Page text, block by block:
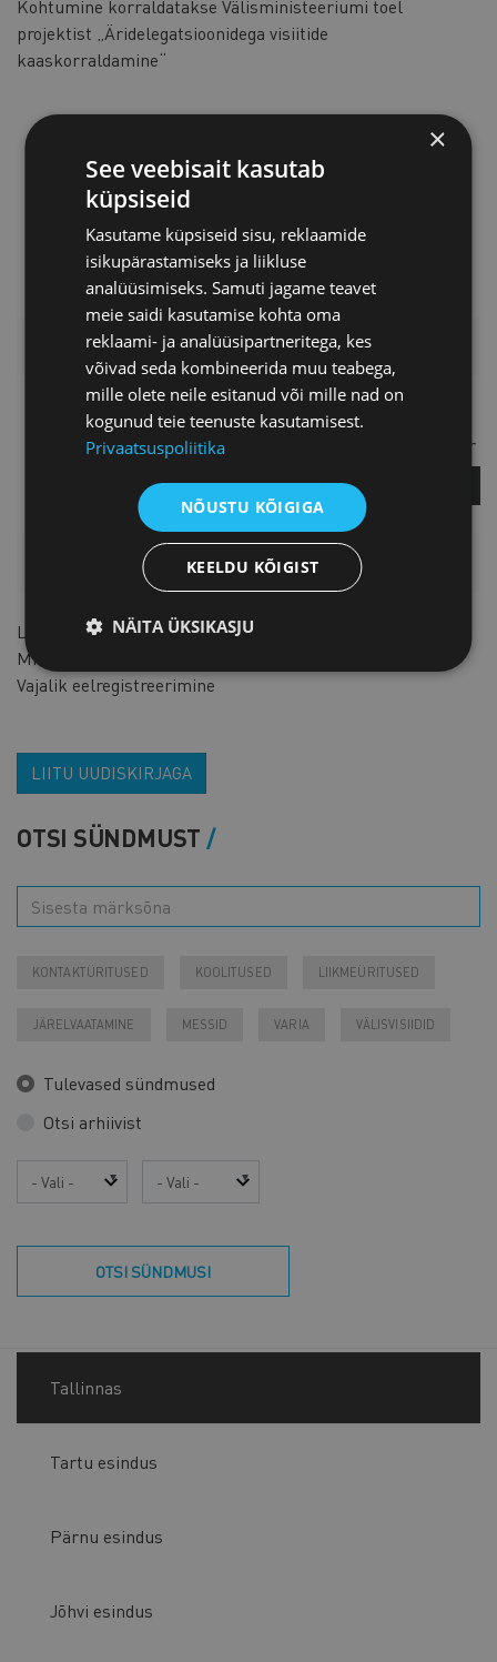
Kohtumine korraldatakse Välisministeeriumi toel
projektist „Äridelegatsioonidega visiitide
kaaskorraldamine“
LISAINFO
Liisi Kirschenberg
Eksporditeenuste koordinaator
KÜSI LISA
HINNAKIRI
LiikmeteleTASUTA
Mitteliikmetele
Vajalik eelregistreerimine
LIITU UUDISKIRJAGA
OTSI SÜNDMUST
KONTAKTÜRITUSED KOOLITUSED LIIKMEÜRITUSED
JÄRELVAATAMINE MESSID VARIA VÄLISVISIIDID
Tulevased sündmused
Otsi arhiivist
Aasta Kuu
OTSI SÜNDMUSI
Tallinnas
Tartu esindus
Pärnu esindus
Jõhvi esindus
×
See veebisait kasutab
küpsiseid
Kasutame küpsiseid sisu, reklaamide
isikupärastamiseks ja liikluse
analüüsimiseks. Samuti jagame teavet
meie saidi kasutamise kohta oma
reklaami- ja analüüsipartneritega, kes
võivad seda kombineerida muu teabega,
mille olete neile esitanud või mille nad on
kogunud teie teenuste kasutamisest.
Privaatsuspoliitika
NÕUSTU KÕIGIGA
KEELDU KÕIGIST
NÄITA ÜKSIKASJU